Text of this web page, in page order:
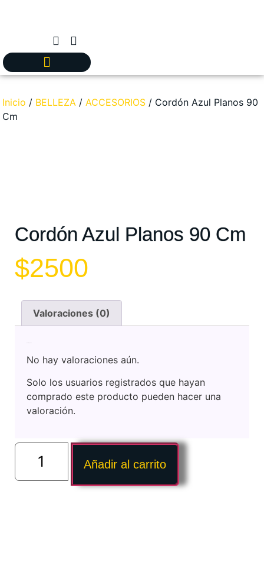
Inicio / BELLEZA / ACCESORIOS / Cordón Azul Planos 90
Cm
Cordón Azul Planos 90 Cm
$2500
Valoraciones (0)
No hay valoraciones aún.
Solo los usuarios registrados que hayan
comprado este producto pueden hacer una
valoración.
Añadir al carrito